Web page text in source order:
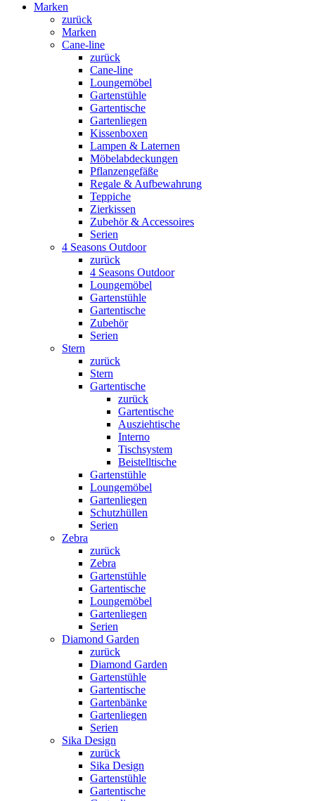
Marken
zurück
Marken
Cane-line
zurück
Cane-line
Loungemöbel
Gartenstühle
Gartentische
Gartenliegen
Kissenboxen
Lampen & Laternen
Möbelabdeckungen
Pflanzengefäße
Regale & Aufbewahrung
Teppiche
Zierkissen
Zubehör & Accessoires
Serien
4 Seasons Outdoor
zurück
4 Seasons Outdoor
Loungemöbel
Gartenstühle
Gartentische
Zubehör
Serien
Stern
zurück
Stern
Gartentische
zurück
Gartentische
Ausziehtische
Interno
Tischsystem
Beistelltische
Gartenstühle
Loungemöbel
Gartenliegen
Schutzhüllen
Serien
Zebra
zurück
Zebra
Gartenstühle
Gartentische
Loungemöbel
Gartenliegen
Serien
Diamond Garden
zurück
Diamond Garden
Gartenstühle
Gartentische
Gartenbänke
Gartenliegen
Serien
Sika Design
zurück
Sika Design
Gartenstühle
Gartentische